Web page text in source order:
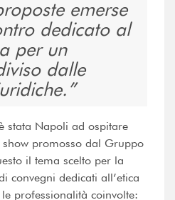
emerse
dedicato al
per un
dalle
stata Napoli ad ospitare
promosso dal Gruppo
il tema scelto per la
convegni dedicati all’etica
professionalità coinvolte: